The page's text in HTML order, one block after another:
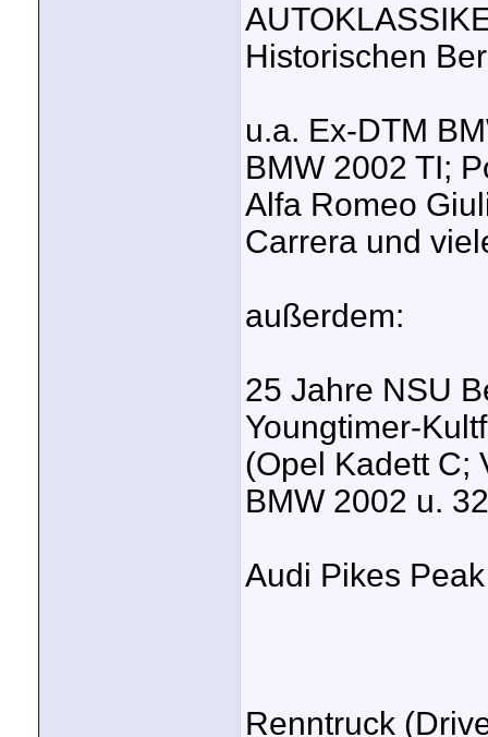
Historischen
u.a. Ex-DTM
BMW 2002 TI;
Alfa Romeo
Carrera und
außerdem:
25 Jahre NSU
Youngtimer-
(Opel Kadett C;
BMW 2002 u.
Audi Pikes Peak
Renntruck